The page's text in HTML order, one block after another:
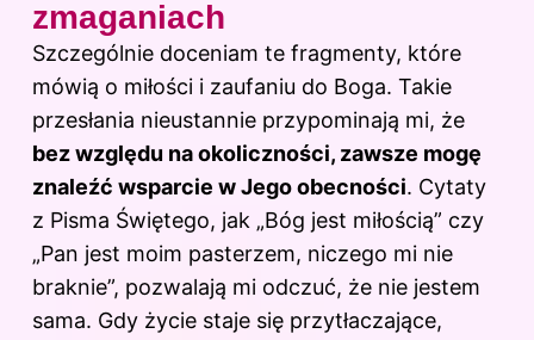
zmaganiach
Szczególnie doceniam te fragmenty, które
mówią o miłości i zaufaniu do Boga. Takie
przesłania nieustannie przypominają mi, że
bez względu na okoliczności, zawsze mogę
znaleźć wsparcie w Jego obecności. Cytaty
z Pisma Świętego, jak „Bóg jest miłością” czy
„Pan jest moim pasterzem, niczego mi nie
braknie”, pozwalają mi odczuć, że nie jestem
sama. Gdy życie staje się przytłaczające,